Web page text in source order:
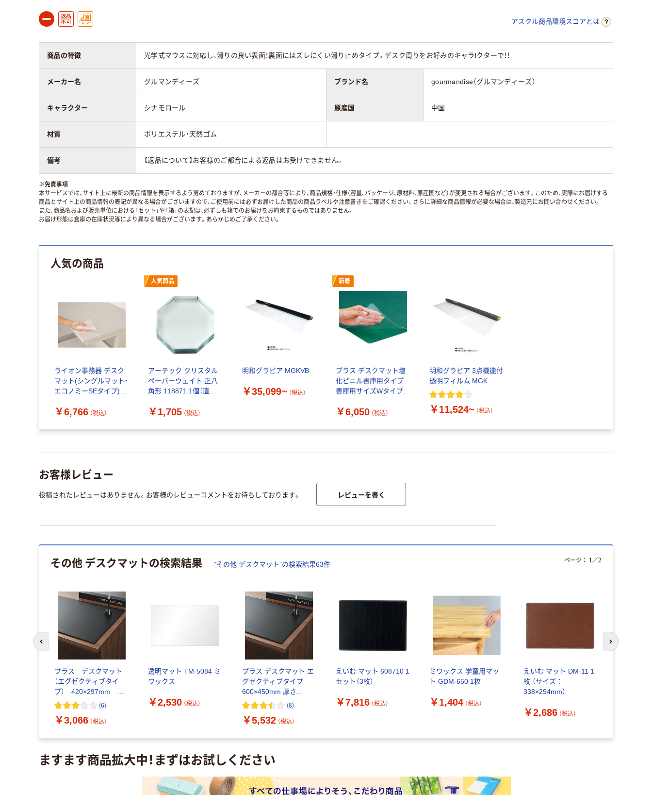
アスクル商品環境スコアとは
商品の特徴 光学式マウスに対応し、滑りの良い表面！裏面にはズレにくい滑り止めタイプ。デスク周りをお好みのキャラlクターで！！
メーカー名 グルマンディーズ ブランド名 gourmandise（グルマンディーズ）
キャラクター シナモロール 原産国 中国
材質 ポリエステル・天然ゴム
備考 【返品について】お客様のご都合による返品はお受けできません。
※免責事項
本サービスでは、サイト上に最新の商品情報を表示するよう努めておりますが、メーカーの都合等により、商品規格・仕様（容量、パッケージ、原材料、原産国など）が変更される場合がございます。このため、実際にお届けする
商品とサイト上の商品情報の表記が異なる場合がございますので、ご使用前には必ずお届けした商品の商品ラベルや注意書きをご確認ください。さらに詳細な商品情報が必要な場合は、製造元にお問い合わせください。
また、商品名および販売単位における「セット」や「箱」の表記は、必ずしも箱でのお届けをお約束するものではありません。
お届け形態は倉庫の在庫状況等により異なる場合がございます。あらかじめご了承ください。
人気の商品
ライオン事務器 デスク
マット(シングルマット・
エコノミーSEタイプ)
￥6,766 （税込）
人気商品
アーテック クリスタル
ペーパーウェイト 正八
角形 118871 1個（直送
￥1,705 （税込）
明和グラビア MGKVB
￥35,099~ （税込）
新着
プラス デスクマット塩
化ビニル書庫用タイプ
書庫用サイズWタイプ下
品）
￥6,050 （税込）
明和グラビア 3点機能付
透明フィルム MGK
￥11,524~ （税込）
お客様レビュー
投稿されたレビューはありません。お客様のレビューコメントをお待ちしております。 レビューを書く
その他 デスクマットの検索結果 “その他 デスクマット”の検索結果63件
プラス デスクマット
（エグゼクティブタイ
プ） 420×297mm
36638 DM-A3L
(6)
￥3,066 （税込）
透明マット TM-5084 ミ
ワックス
￥2,530 （税込）
プラス デスクマット エ
グゼクティブタイプ
600×450mm 厚さ
4.5mm レザー調 36637
(8)
￥5,532 （税込）
えいむ マット 608710 1
セット（3枚）
￥7,816 （税込）
ミワックス 学童用マッ
ト GDM-650 1枚
￥1,404 （税込）
えいむ マット DM-11 1
枚 （サイズ：
338×294mm）
￥2,686 （税込）
ページ： 1 ／2
前のスライドへ 次のスライド
ますます商品拡大中！まずはお試しください